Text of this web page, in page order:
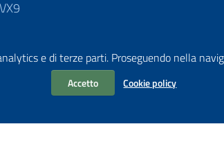
e di terze parti. Proseguendo nella
Accetto Cookie policy